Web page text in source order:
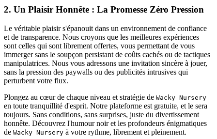
2. Un Plaisir Honnête : La Promesse Zéro Pression
Le véritable plaisir s'épanouit dans un environnement de confiance
et de transparence. Nous croyons que les meilleures expériences
sont celles qui sont librement offertes, vous permettant de vous
immerger sans le soupçon persistant de coûts cachés ou de tactiques
manipulatrices. Nous vous adressons une invitation sincère à jouer,
sans la pression des paywalls ou des publicités intrusives qui
perturbent votre flux.
Plongez au cœur de chaque niveau et stratégie de Wacky Nursery
en toute tranquillité d'esprit. Notre plateforme est gratuite, et le sera
toujours. Sans conditions, sans surprises, juste du divertissement
honnête. Découvrez l'humour noir et les profondeurs énigmatiques
de Wacky Nursery à votre rythme, librement et pleinement.